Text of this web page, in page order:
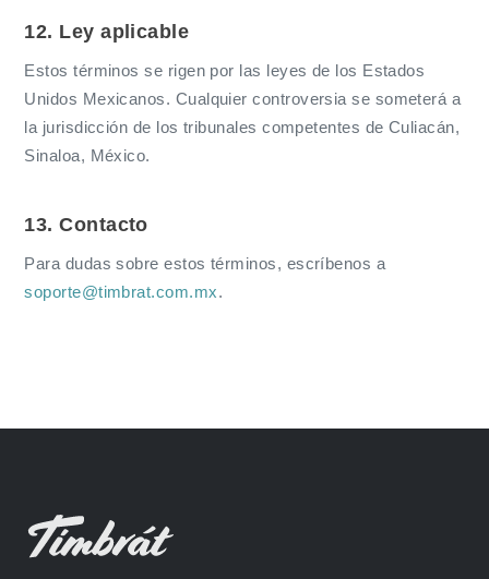
12. Ley aplicable
Estos términos se rigen por las leyes de los Estados
Unidos Mexicanos. Cualquier controversia se someterá a
la jurisdicción de los tribunales competentes de Culiacán,
Sinaloa, México.
13. Contacto
Para dudas sobre estos términos, escríbenos a
soporte@timbrat.com.mx.